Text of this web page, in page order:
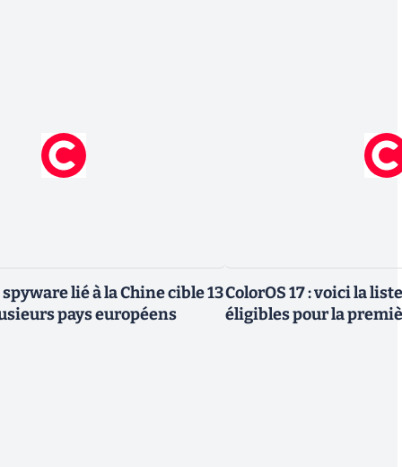
lié à la Chine cible 13
pays européens
ColorOS 17 : voici la
éligibles pour la